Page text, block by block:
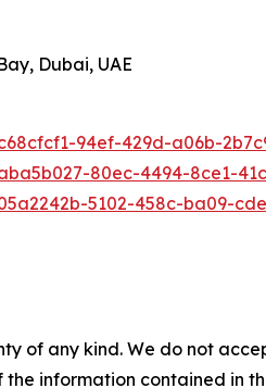
Dubai, UAE
94ef-429d-a06b-
80ec-4494-8ce1-
5102-458c-ba09-
of any kind. We do not
information contained in